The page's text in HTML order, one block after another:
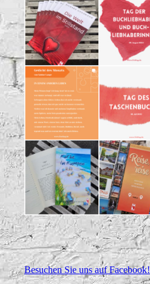
Besuchen Sie uns auf Facebook!